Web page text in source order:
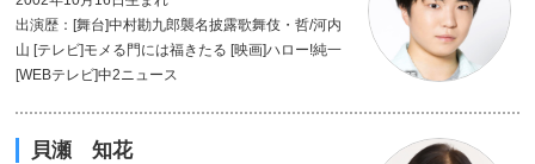
出演歴：[舞台]中村勘九郎襲名披露歌舞伎・哲/河内
山 [テレビ]モメる門には福きたる [映画]ハロー!純一
[WEBテレビ]中2ニュース
貝瀬 知花